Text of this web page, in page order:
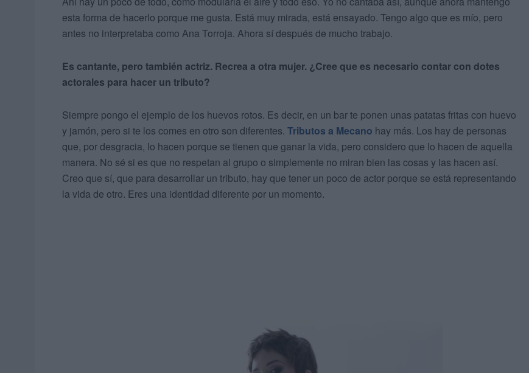
esta forma de hacerlo porque me gusta. Está muy mirada, está ensayado. Tengo algo que es mío, pero
antes no interpretaba como Ana Torroja. Ahora sí después de mucho trabajo.
Es cantante, pero también actriz. Recrea a otra mujer. ¿Cree que es necesario contar con dotes
actorales para hacer un tributo?
Siempre pongo el ejemplo de los huevos rotos. Es decir, en un bar te ponen unas patatas fritas con huevo
y jamón, pero si te los comes en otro son diferentes. Tributos a Mecano hay más. Los hay de personas
que, por desgracia, lo hacen porque se tienen que ganar la vida, pero considero que lo hacen de aquella
manera. No sé si es que no respetan al grupo o simplemente no miran bien las cosas y las hacen así.
Creo que sí, que para desarrollar un tributo, hay que tener un poco de actor porque se está representando
la vida de otro. Eres una identidad diferente por un momento.